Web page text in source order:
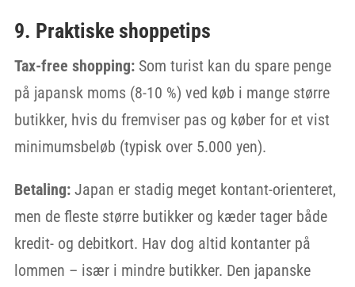
9. Praktiske shoppetips
Tax-free shopping:Som turist kan du spare penge
på japansk moms (8-10 %) ved køb i mange større
butikker, hvis du fremviser pas og køber for et vist
minimumsbeløb (typisk over 5.000 yen).
Betaling:Japan er stadig meget kontant-orienteret,
men de fleste større butikker og kæder tager både
kredit- og debitkort. Hav dog altid kontanter på
lommen – især i mindre butikker. Den japanske